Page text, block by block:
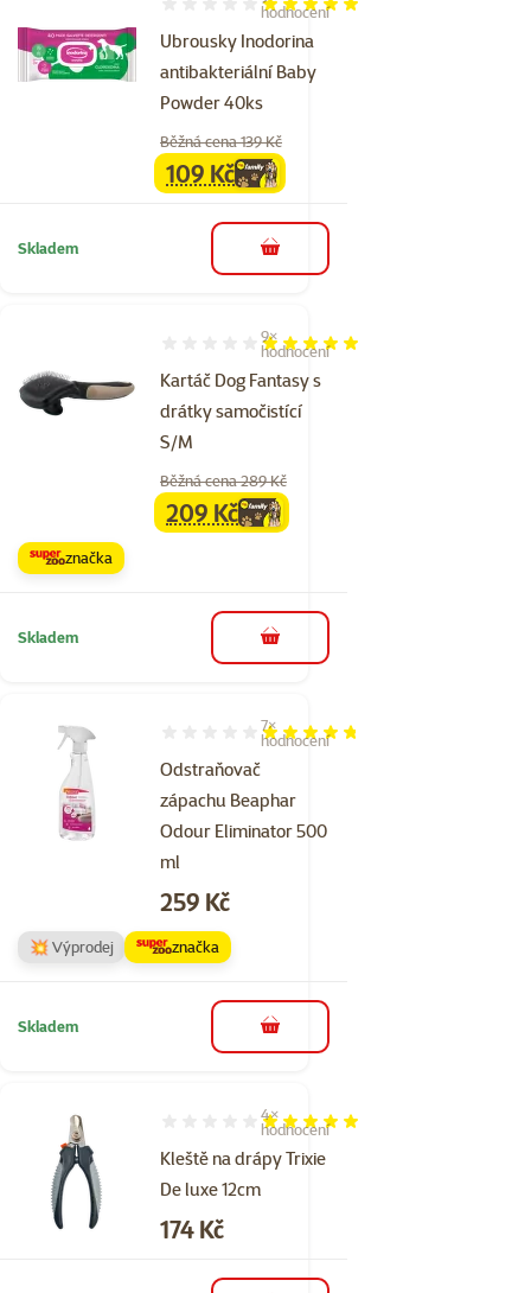
Ubrousky Inodorina
antibakteriální Baby
Powder 40ks
Hodnocení 100%, počet hodnocení: 9
hodnocení
Běžná cena 139 Kč
familycena
109 Kč
Skladem do košíku
Kartáč Dog Fantasy s
drátky samočistící
S/M
Hodnocení 100%, počet hodnocení: 9
9×
hodnocení
Běžná cena 289 Kč
familycena
209 Kč
značka
Skladem do košíku
Odstraňovač
zápachu Beaphar
Odour Eliminator 500
ml
Hodnocení 94%, počet hodnocení: 7
7×
hodnocení
Cena
259 Kč
💥 Výprodej značka
Skladem do košíku
Kleště na drápy Trixie
De luxe 12cm
Hodnocení 100%, počet hodnocení: 4
4×
hodnocení
Cena
174 Kč